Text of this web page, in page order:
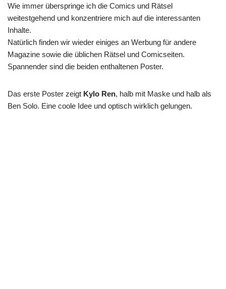
Wie immer überspringe ich die Comics und Rätsel
weitestgehend und konzentriere mich auf die interessanten
Inhalte.
Natürlich finden wir wieder einiges an Werbung für andere
Magazine sowie die üblichen Rätsel und Comicseiten.
Spannender sind die beiden enthaltenen Poster.
Das erste Poster zeigt Kylo Ren, halb mit Maske und halb als
Ben Solo. Eine coole Idee und optisch wirklich gelungen.